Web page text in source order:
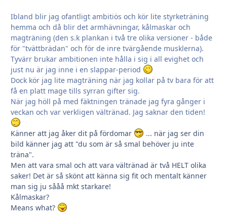
Ibland blir jag ofantligt ambitiös och kör lite styrketräning
hemma och då blir det armhävningar, kålmaskar och
magträning (den s.k plankan i två tre olika versioner - både
för "tvättbrädan" och för de inre tvärgående musklerna).
Tyvärr brukar ambitionen inte hålla i sig i all evighet och
just nu är jag inne i en slappar-period
Dock kör jag lite magträning när jag kollar på tv bara för att
få en platt mage tills syrran gifter sig.
När jag höll på med fäktningen tränade jag fyra gånger i
veckan och var verkligen vältränad. Jag saknar den tiden!
Känner att jag åker dit på fördomar
... när jag ser din
bild känner jag att "du som är så smal behöver ju inte
träna".
Men att vara smal och att vara vältränad är två HELT olika
saker! Det är så skönt att känna sig fit och mentalt känner
man sig ju sååå mkt starkare!
Kålmaskar?
Means what?